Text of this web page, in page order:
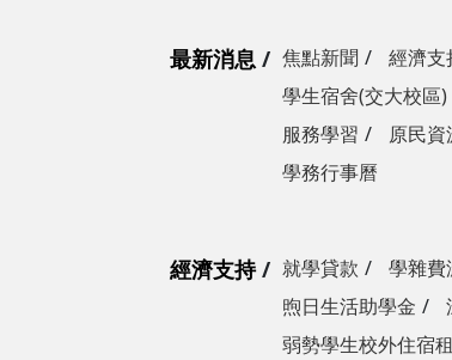
最新消息 焦點新聞 經濟支
學生宿舍(交大校區)
服務學習
原民資
學務行事曆
經濟支持 就學貸款 學雜費
煦日生活助學金
弱勢學生校外住宿